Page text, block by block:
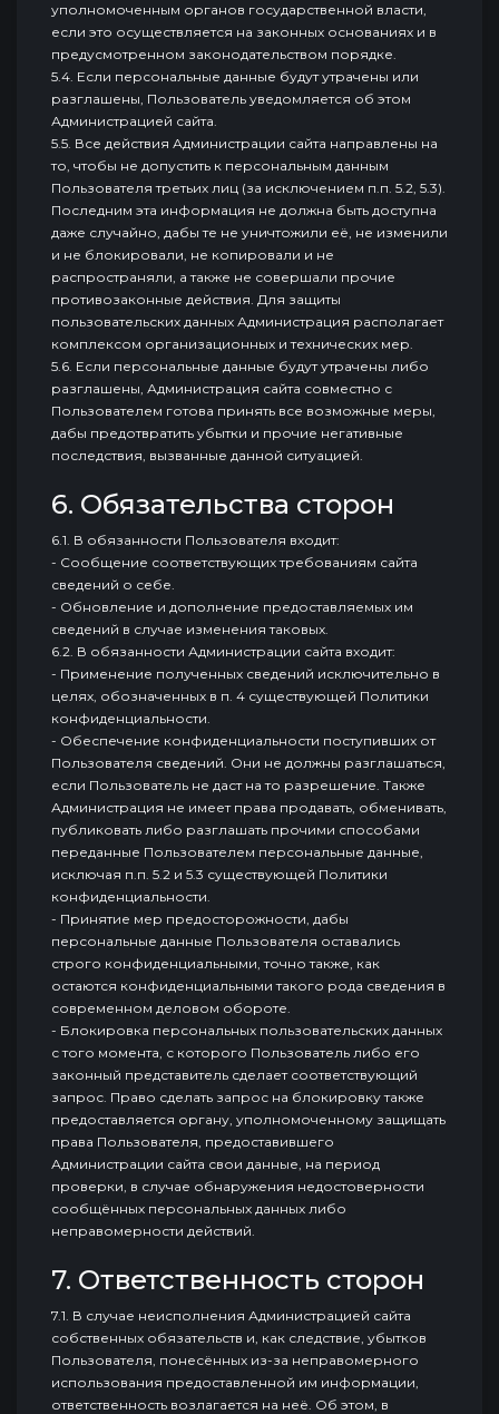
уполномоченным органов государственной власти,
если это осуществляется на законных основаниях и в
предусмотренном законодательством порядке.
5.4. Если персональные данные будут утрачены или
разглашены, Пользователь уведомляется об этом
Администрацией сайта.
5.5. Все действия Администрации сайта направлены на
то, чтобы не допустить к персональным данным
Пользователя третьих лиц (за исключением п.п. 5.2, 5.3).
Последним эта информация не должна быть доступна
даже случайно, дабы те не уничтожили её, не изменили
и не блокировали, не копировали и не
распространяли, а также не совершали прочие
противозаконные действия. Для защиты
пользовательских данных Администрация располагает
комплексом организационных и технических мер.
5.6. Если персональные данные будут утрачены либо
разглашены, Администрация сайта совместно с
Пользователем готова принять все возможные меры,
дабы предотвратить убытки и прочие негативные
последствия, вызванные данной ситуацией.
6. Обязательства сторон
6.1. В обязанности Пользователя входит:
- Сообщение соответствующих требованиям сайта
сведений о себе.
- Обновление и дополнение предоставляемых им
сведений в случае изменения таковых.
6.2. В обязанности Администрации сайта входит:
- Применение полученных сведений исключительно в
целях, обозначенных в п. 4 существующей Политики
конфиденциальности.
- Обеспечение конфиденциальности поступивших от
Пользователя сведений. Они не должны разглашаться,
если Пользователь не даст на то разрешение. Также
Администрация не имеет права продавать, обменивать,
публиковать либо разглашать прочими способами
переданные Пользователем персональные данные,
исключая п.п. 5.2 и 5.3 существующей Политики
конфиденциальности.
- Принятие мер предосторожности, дабы
персональные данные Пользователя оставались
строго конфиденциальными, точно также, как
остаются конфиденциальными такого рода сведения в
современном деловом обороте.
- Блокировка персональных пользовательских данных
с того момента, с которого Пользователь либо его
законный представитель сделает соответствующий
запрос. Право сделать запрос на блокировку также
предоставляется органу, уполномоченному защищать
права Пользователя, предоставившего
Администрации сайта свои данные, на период
проверки, в случае обнаружения недостоверности
сообщённых персональных данных либо
неправомерности действий.
7. Ответственность сторон
7.1. В случае неисполнения Администрацией сайта
собственных обязательств и, как следствие, убытков
Пользователя, понесённых из-за неправомерного
использования предоставленной им информации,
ответственность возлагается на неё. Об этом, в